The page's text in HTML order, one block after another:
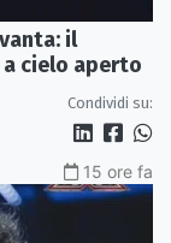
il
cielo aperto
Condividi su:
15 ore fa